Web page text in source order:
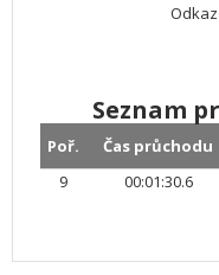
Seznam
Poř. Čas průchodu
9
00:01:30.6